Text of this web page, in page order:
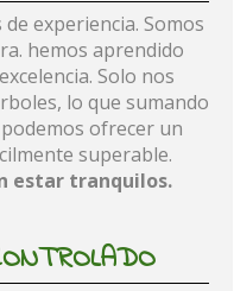
experiencia. Somos
hemos aprendido
Solo nos
lo que sumando
ofrecer un
superable.
estar tranquilos.